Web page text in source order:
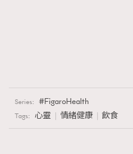
Series: FigaroHealth
Tags: 心靈 情緒健康 飲食